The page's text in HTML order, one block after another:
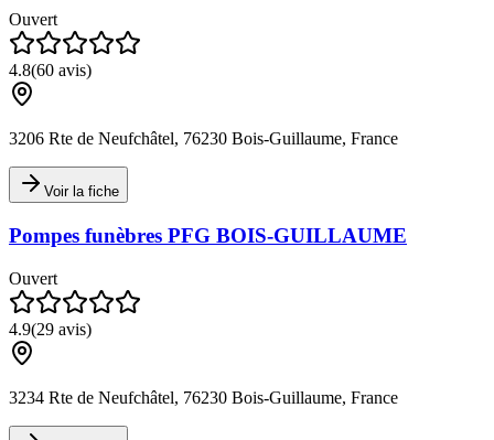
Ouvert
4.8(60 avis)
3206 Rte de Neufchâtel, 76230 Bois-Guillaume, France
Voir la fiche
Pompes funèbres PFG BOIS-GUILLAUME
Ouvert
4.9(29 avis)
3234 Rte de Neufchâtel, 76230 Bois-Guillaume, France